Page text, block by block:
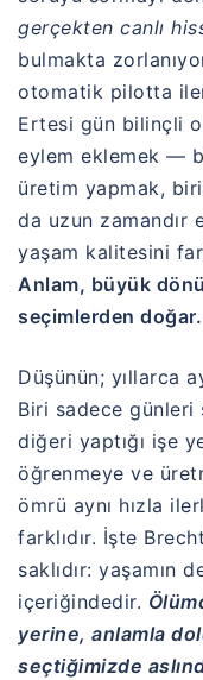
gerçekten canlı
bulmakta
otomatik pilotta
Ertesi gün bilinçli
eylem eklemek —
üretim yapmak,
da uzun zamandır
yaşam kalitesini
Anlam, büyük
seçimlerden doğar.
Düşünün; yıllarca
Biri sadece
diğeri yaptığı işe
öğrenmeye ve
ömrü aynı hızla
farklıdır. İşte
saklıdır: yaşamın
içeriğindedir.
yerine, anlamla
seçtiğimizde